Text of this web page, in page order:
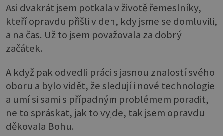
Asi dvakrát jsem potkala v životě řemeslníky,
kteří opravdu přišli v den, kdy jsme se domluvili,
a na čas. Už to jsem považovala za dobrý
začátek.
A když pak odvedli práci s jasnou znalostí svého
oboru a bylo vidět, že sledují i nové technologie
a umí si sami s případným problémem poradit,
ne to spráskat, jak to vyjde, tak jsem opravdu
děkovala Bohu.